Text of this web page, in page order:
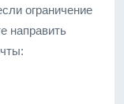
ограничение
направить